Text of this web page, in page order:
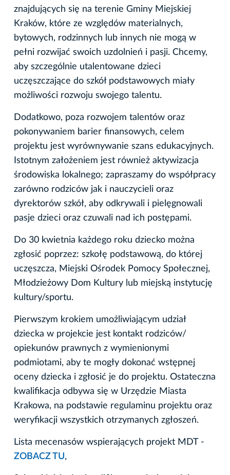
znajdujących się na terenie Gminy Miejskiej
Kraków, które ze względów materialnych,
bytowych, rodzinnych lub innych nie mogą w
pełni rozwijać swoich uzdolnień i pasji. Chcemy,
aby szczególnie utalentowane dzieci
uczęszczające do szkół podstawowych miały
możliwości rozwoju swojego talentu.
Dodatkowo, poza rozwojem talentów oraz
pokonywaniem barier finansowych, celem
projektu jest wyrównywanie szans edukacyjnych.
Istotnym założeniem jest również aktywizacja
środowiska lokalnego; zapraszamy do współpracy
zarówno rodziców jak i nauczycieli oraz
dyrektorów szkół, aby odkrywali i pielęgnowali
pasje dzieci oraz czuwali nad ich postępami.
Do 30 kwietnia każdego roku dziecko można
zgłosić poprzez: szkołę podstawową, do której
uczęszcza, Miejski Ośrodek Pomocy Społecznej,
Młodzieżowy Dom Kultury lub miejską instytucję
kultury/sportu.
Pierwszym krokiem umożliwiającym udział
dziecka w projekcie jest kontakt rodziców/
opiekunów prawnych z wymienionymi
podmiotami, aby te mogły dokonać wstępnej
oceny dziecka i zgłosić je do projektu. Ostateczna
kwalifikacja odbywa się w Urzędzie Miasta
Krakowa, na podstawie regulaminu projektu oraz
weryfikacji wszystkich otrzymanych zgłoszeń.
Lista mecenasów wspierających projekt MDT -
ZOBACZ TU,